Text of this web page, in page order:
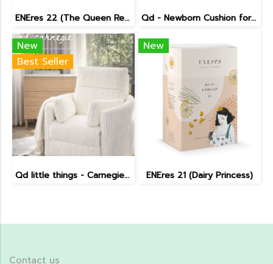
ENEres 22 (The Queen Returns) Qd - Newborn Cushion for Tripp Trapp
New
Best Seller
Qd little things - Carnegie Electric Recliner
New
ENEres 21 (Dairy Princess)
Contact us